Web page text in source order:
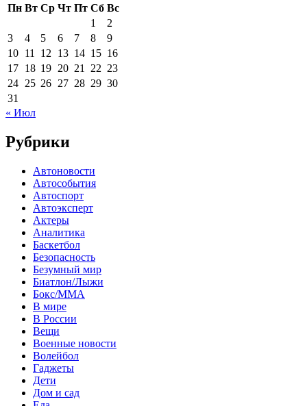
Пн Вт Ср Чт Пт Сб Вс
1
2
3
4 5 6 7 8
9
10 11 12 13 14 15 16
17 18 19 20 21 22 23
24 25 26 27 28 29 30
31
« Июл
Рубрики
Автоновости
Автособытия
Автоспорт
Автоэксперт
Актеры
Аналитика
Баскетбол
Безопасность
Безумный мир
Биатлон/Лыжи
Бокс/MMA
В мире
В России
Вещи
Военные новости
Волейбол
Гаджеты
Дети
Дом и сад